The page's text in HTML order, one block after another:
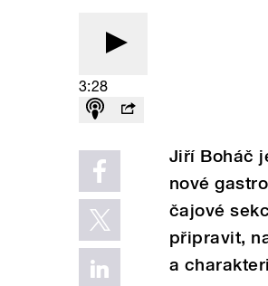
3:28
Jiří Boháč
nové
čajové
připravit,
a